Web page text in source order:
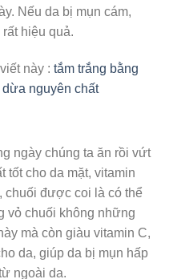
Nếu da bị mụn cám,
hiệu quả.
này : tắm trắng bằng
nguyên chất
ngày chúng ta ăn rồi vứt
tốt cho da mặt, vitamin
chuối được coi là có thể
vỏ chuối không những
mà còn giàu vitamin C,
da, giúp da bị mụn hấp
ngoài da.